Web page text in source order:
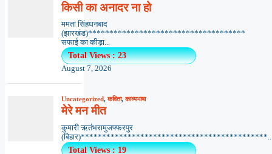
किसी का अनादर ना हो
ममता सिंहधनबाद
(झारखंड)*************************************
सफाई का कीड़ा...
Total Views : 23
August 7, 2026
Uncategorized,कविता,काव्यभाषा
मेरे मन मीत
कुमारी ऋतंभरामुजफ्फरपुर
Total Views : 19